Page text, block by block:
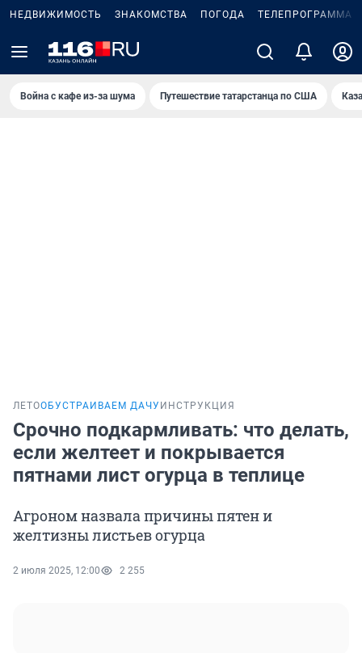
НЕДВИЖИМОСТЬ ЗНАКОМСТВА ПОГОДА ТЕЛЕПРОГРАММА
Война с кафе из-за шума Путешествие татарстанца по США
ЛЕТООБУСТРАИВАЕМ ДАЧУ ИНСТРУКЦИЯ
Срочно подкармливать: что делать,
если желтеет и покрывается
пятнами лист огурца в теплице
Агроном назвала причины пятен и
желтизны листьев огурца
2 июля 2025, 12:00 2 255